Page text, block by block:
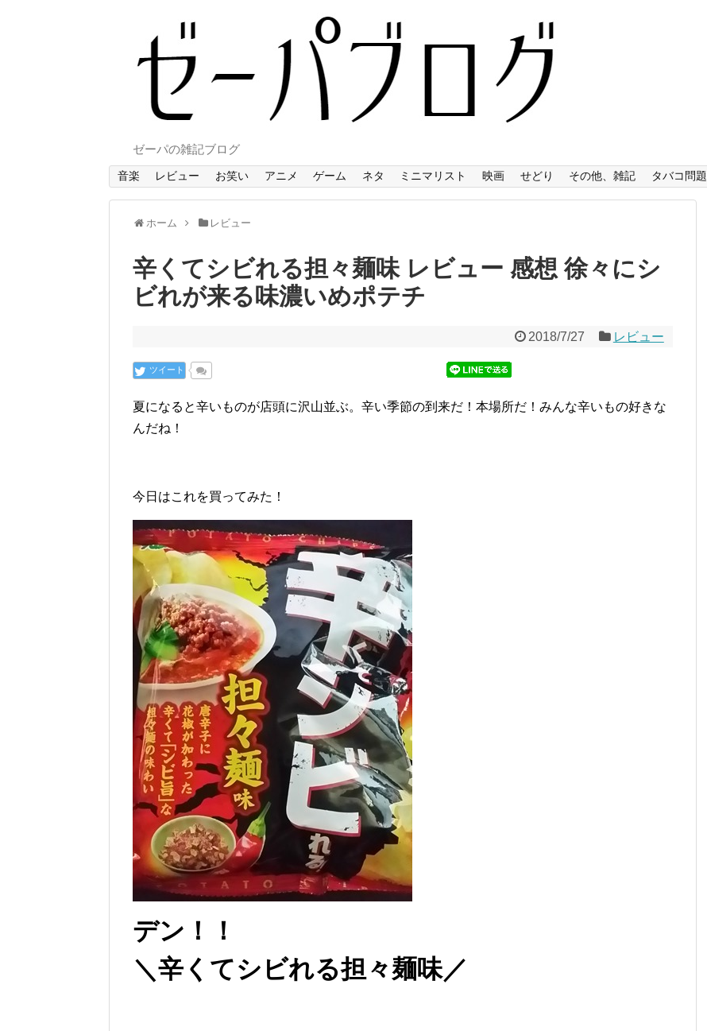
ゼーパの雑記ブログ
音楽 レビュー お笑い アニメ ゲーム ネタ ミニマリスト 映画 せどり その他、雑記 タバコ問題
ホーム レビュー
辛くてシビれる担々麺味 レビュー 感想 徐々にシ
ビれが来る味濃いめポテチ
2018/7/27 レビュー
ツイート
夏になると辛いものが店頭に沢山並ぶ。辛い季節の到来だ！本場所だ！みんな辛いもの好きな
んだね！
今日はこれを買ってみた！
デン！！
＼辛くてシビれる担々麺味／